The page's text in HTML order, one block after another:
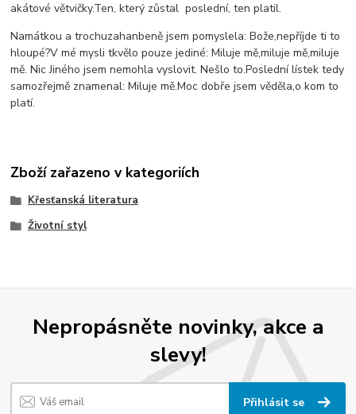
akátové větvičky.Ten, který zůstal poslední, ten platil.
Namátkou a trochuzahanbeně jsem pomyslela: Bože,nepříjde ti to
hloupé?V mé mysli tkvělo pouze jediné: Miluje mě,miluje mě,miluje
mě. Nic Jiného jsem nemohla vyslovit. Nešlo to.Poslední lístek tedy
samozřejmě znamenal: Miluje mě.Moc dobře jsem věděla,o kom to
platí.
Zboží zařazeno v kategoriích
Křesťanská literatura
Životní styl
Nepropásněte novinky, akce a
slevy!
Přihlásit se